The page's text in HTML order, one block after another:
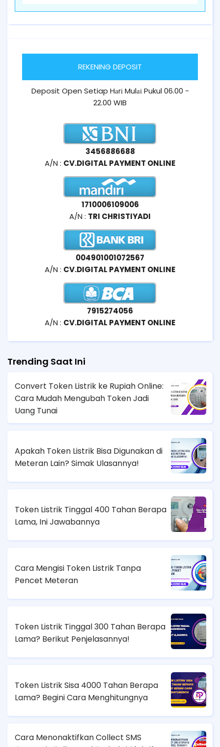
REKENING DEPOSIT
Deposit Open Setiap Hаrі Mulаі Pukul 06.00 -
22.00 WIB
3456886688
A/N : CV.DIGITAL PAYMENT ONLINE
1710006109006
A/N : TRI CHRISTIYADI
004901001072567
A/N : CV.DIGITAL PAYMENT ONLINE
7915274056
A/N : CV.DIGITAL PAYMENT ONLINE
Trending Saat Ini
Convert Token Listrik ke Rupiah Online:
Cara Mudah Mengubah Token Jadi
Uang Tunai
Apakah Token Listrik Bisa Digunakan di
Meteran Lain? Simak Ulasannya!
Token Listrik Tinggal 400 Tahan Berapa
Lama, Ini Jawabannya
Cara Mengisi Token Listrik Tanpa
Pencet Meteran
Token Listrik Tinggal 300 Tahan Berapa
Lama? Berikut Penjelasannya!
Token Listrik Sisa 4000 Tahan Berapa
Lama? Begini Cara Menghitungnya
Cara Menonaktifkan Collect SMS